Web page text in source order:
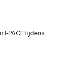
I-PACE tijdens